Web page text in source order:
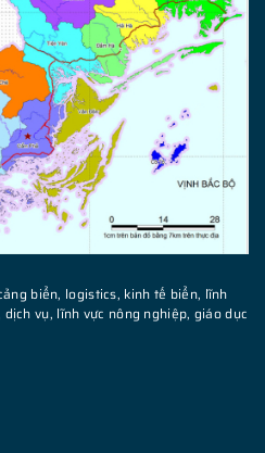
biển, logistics, kinh tế biển, lĩnh
vụ, lĩnh vực nông nghiệp, giáo dục